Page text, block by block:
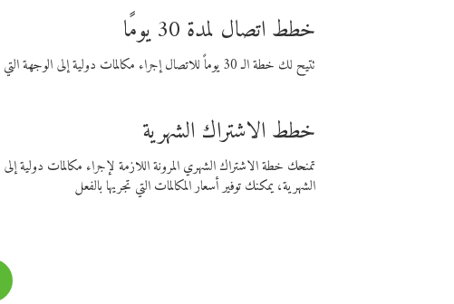
خطط اتصال لمدة 30 يومًا
تتيح لك خطة الـ 30 يوماً للاتصال إجراء مكالمات دولية إلى الوجهة التي تختارها لمدة 30 يوماً بأسعار فايبر المنخفضة.
خطط الاشتراك الشهرية
تمنحك خطة الاشتراك الشهري المرونة اللازمة لإجراء مكالمات
الشهرية، يمكنك توفير أسعار المكالمات التي تجريها بالفعل